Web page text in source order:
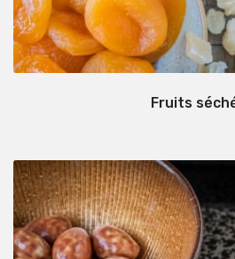
Fruits